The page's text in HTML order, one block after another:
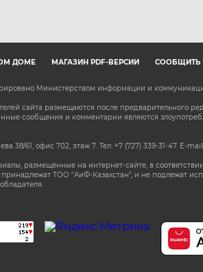
ДОМЕ МАГАЗИН PDF-ВЕРСИЙ СООБЩИТЬ
Министерством информации и
сайта размещаются после предварительного
сообщения и комментарии являются
38/61, офис 702, этаж 7. Тел: +7 (727) 339-31-47. E-
размещённые на интернет-сайте, в
принадлежат ТОО "АиФ-Казахстан", и не подлежат